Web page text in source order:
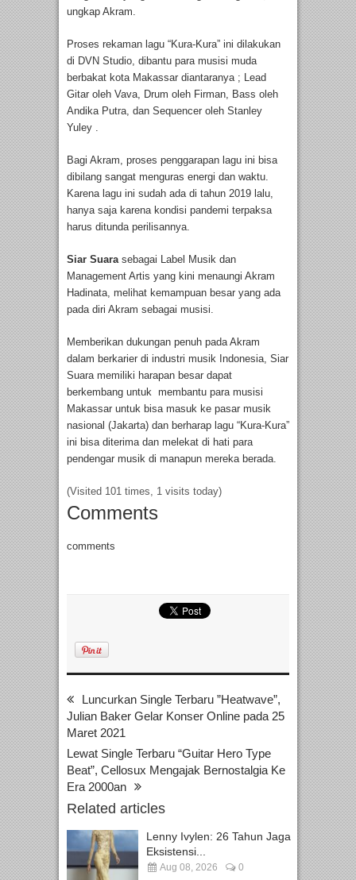
ungkap Akram.
Proses rekaman lagu “Kura-Kura” ini dilakukan
di DVN Studio, dibantu para musisi muda
berbakat kota Makassar diantaranya ; Lead
Gitar oleh Vava, Drum oleh Firman, Bass oleh
Andika Putra, dan Sequencer oleh Stanley
Yuley .
Bagi Akram, proses penggarapan lagu ini bisa
dibilang sangat menguras energi dan waktu.
Karena lagu ini sudah ada di tahun 2019 lalu,
hanya saja karena kondisi pandemi terpaksa
harus ditunda perilisannya.
Siar Suara sebagai Label Musik dan
Management Artis yang kini menaungi Akram
Hadinata, melihat kemampuan besar yang ada
pada diri Akram sebagai musisi.
Memberikan dukungan penuh pada Akram
dalam berkarier di industri musik Indonesia, Siar
Suara memiliki harapan besar dapat
berkembang untuk membantu para musisi
Makassar untuk bisa masuk ke pasar musik
nasional (Jakarta) dan berharap lagu “Kura-Kura”
ini bisa diterima dan melekat di hati para
pendengar musik di manapun mereka berada.
(Visited 101 times, 1 visits today)
Comments
comments
Luncurkan Single Terbaru ”Heatwave”,
Julian Baker Gelar Konser Online pada 25
Maret 2021
Lewat Single Terbaru “Guitar Hero Type
Beat”, Cellosux Mengajak Bernostalgia Ke
Era 2000an
Related articles
Lenny Ivylen: 26 Tahun Jaga
Eksistensi...
Aug 08, 2026 0